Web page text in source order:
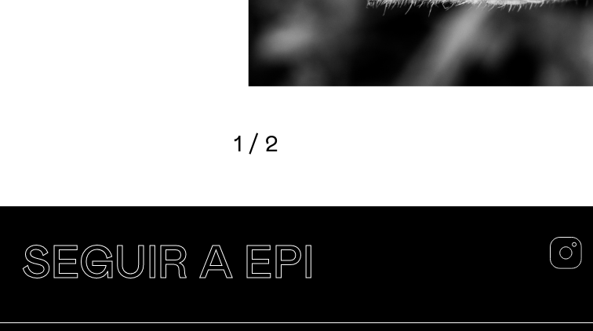
1 / 2
SEGUIR A EPI